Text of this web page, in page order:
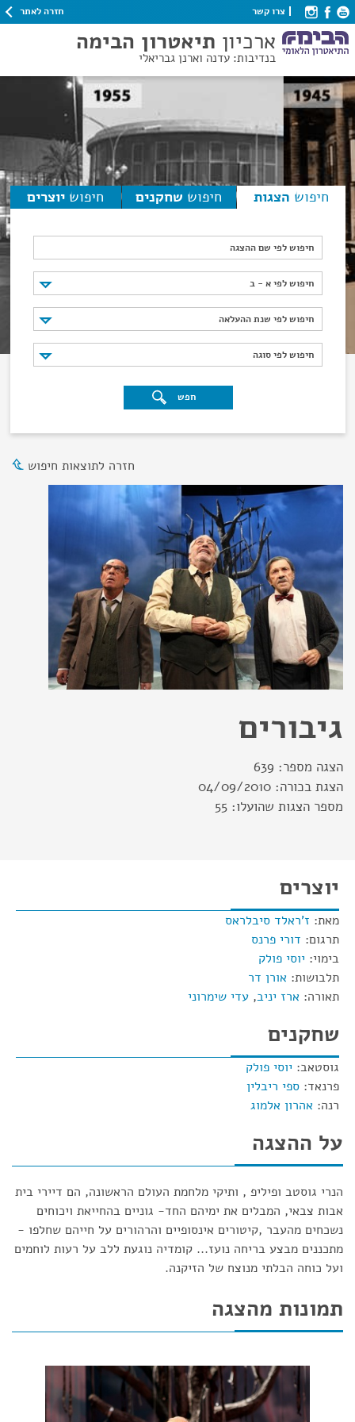
צרו קשר חזרה לאתר
ארכיון תיאטרון הבימה
בנדיבות: עדנה וארנן גבריאלי
חיפוש הצגות חיפוש שחקנים חיפוש יוצרים
חיפוש לפי שם ההצגה
חיפוש לפי א - ב
חיפוש לפי א - ב
חיפוש לפי שנת ההעלאה
חיפוש לפי שנת ההעלאה
חיפוש לפי סוגה
חיפוש לפי סוגה
חפש
חזרה לתוצאות חיפוש
גיבורים
הצגה מספר: 639
הצגת בכורה: 04/09/2010
מספר הצגות שהועלו: 55
יוצרים
מאת: ז'ראלד סיבלראס
תרגום: דורי פרנס
בימוי: יוסי פולק
תלבושות: אורן דר
תאורה: ארז יניב, עדי שימרוני
שחקנים
גוסטאב: יוסי פולק
פרנאד: ספי ריבלין
רנה: אהרון אלמוג
על ההצגה
הנרי גוסטב ופיליפ , ותיקי מלחמת העולם הראשונה, הם דיירי בית
אבות צבאי, המבלים את ימיהם החד- גוניים בהחייאת ויכוחים
נשכחים מהעבר ,קיטורים אינסופיים והרהורים על חייהם שחלפו -
מתכננים מבצע בריחה נועז... קומדיה נוגעת ללב על רעות לוחמים
ועל כוחה הבלתי מנוצח של הזיקנה.
תמונות מהצגה